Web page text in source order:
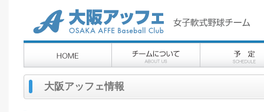
大阪アッフェ情報